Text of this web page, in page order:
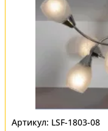
LSF-1803-08